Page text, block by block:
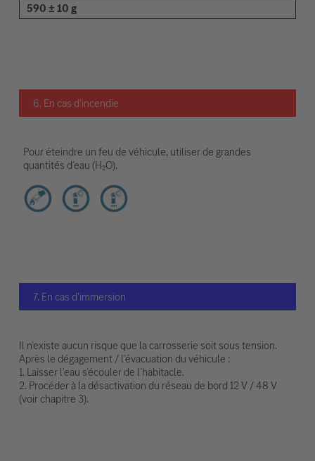
590 ± 10 g
6. En cas d'incendie
Pour éteindre un feu de véhicule, utiliser de grandes
quantités d’eau (H₂O).
7. En cas d'immersion
Il n’existe aucun risque que la carrosserie soit sous tension.
Après le dégagement / l’évacuation du véhicule :
1. Laisser l’eau s’écouler de l’habitacle.
2. Procéder à la désactivation du réseau de bord 12 V / 48 V
(voir chapitre 3).